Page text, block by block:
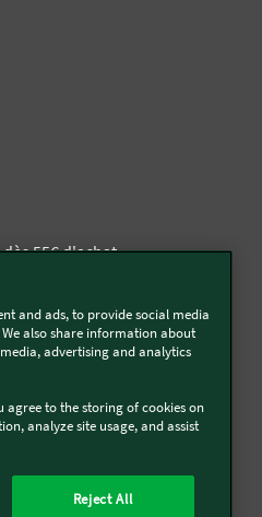
55€ d'achat.
and ads, to provide social media
also share information about
advertising and analytics
agree to the storing of cookies on
analyze site usage, and assist
Reject All